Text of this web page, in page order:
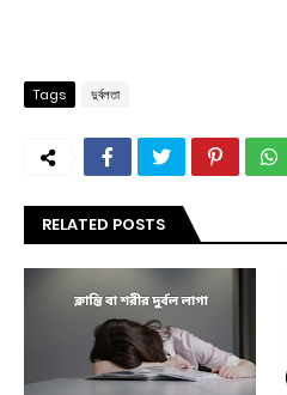
Tags দুর্বলতা
RELATED POSTS